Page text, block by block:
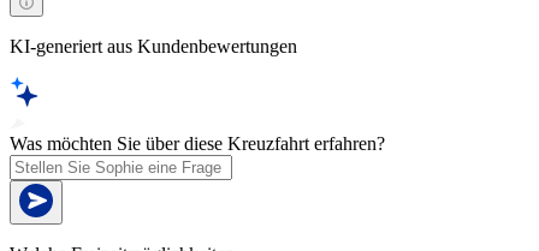
KI-generiert aus Kundenbewertungen
Was möchten Sie über diese Kreuzfahrt erfahren?